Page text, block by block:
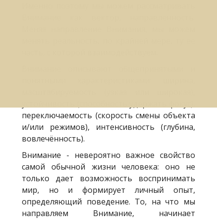
переключаемость (скорость смены объекта
и/или режимов), интенсивность (глубина,
вовлечённость).
Внимание - невероятно важное свойство
самой обычной жизни человека: оно не
только дает возможность воспринимать
мир, но и формирует личный опыт,
определяющий поведение. То, на что мы
направляем Внимание, начинает